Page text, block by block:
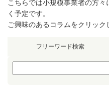
こちらでは小規模事業者の方
く予定です。
ご興味のあるコラムをクリック
フリーワード検索